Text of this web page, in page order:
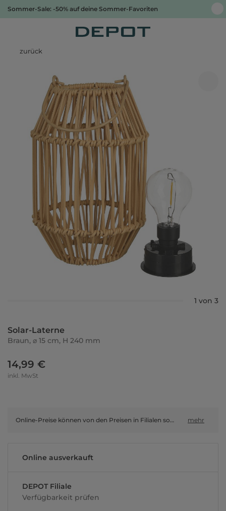
Sommer-Sale: -50% auf deine Sommer-Favoriten
zurück
1 von 3
Solar-Laterne
Braun, ⌀ 15 cm, H 240 mm
14,99 €
inkl. MwSt
Online-Preise können von den Preisen in Filialen sowie Shop-in-Shop-Flächen abweichen. mehr
Online ausverkauft
DEPOT Filiale
Verfügbarkeit prüfen